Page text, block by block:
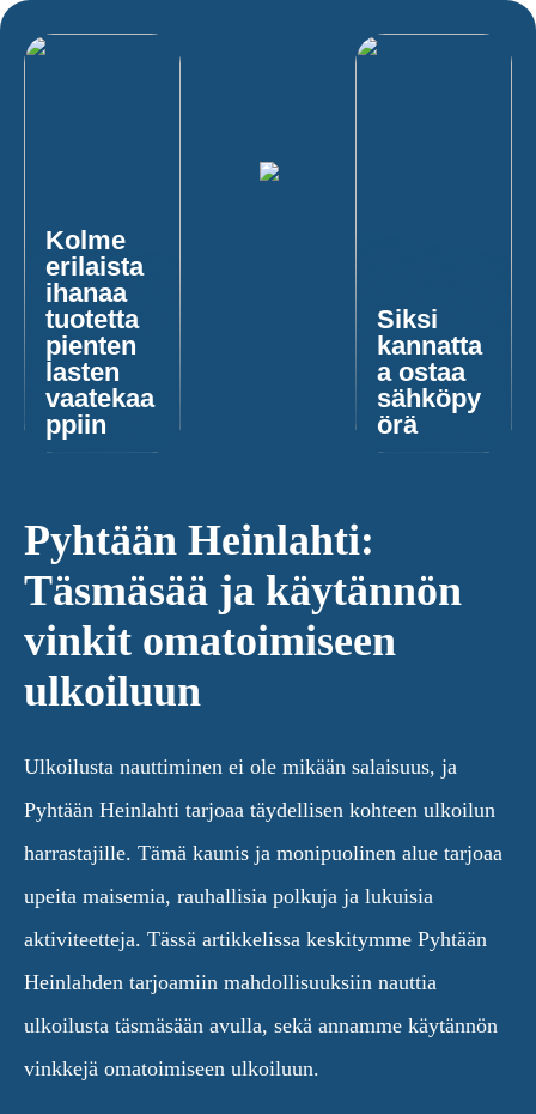
Kolme
erilaista
ihanaa
tuotetta
pienten
lasten
vaatekaa
ppiin
Siksi
kannatta
a ostaa
sähköpy
örä
Pyhtään Heinlahti:
Täsmäsää ja käytännön
vinkit omatoimiseen
ulkoiluun
Ulkoilusta nauttiminen ei ole mikään salaisuus, ja
Pyhtään Heinlahti tarjoaa täydellisen kohteen ulkoilun
harrastajille. Tämä kaunis ja monipuolinen alue tarjoaa
upeita maisemia, rauhallisia polkuja ja lukuisia
aktiviteetteja. Tässä artikkelissa keskitymme Pyhtään
Heinlahden tarjoamiin mahdollisuuksiin nauttia
ulkoilusta täsmäsään avulla, sekä annamme käytännön
vinkkejä omatoimiseen ulkoiluun.